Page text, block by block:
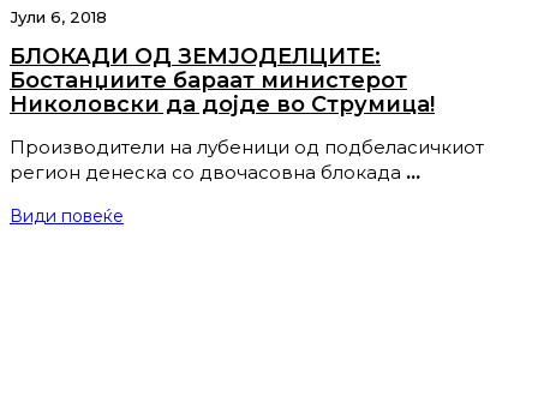
Јули 6, 2018
БЛОКАДИ ОД ЗЕМЈОДЕЛЦИТЕ:
Бостанџиите бараат министерот
Николовски да дојде во Струмица!
Производители на лубеници од подбеласичкиот
регион денеска со двочасовна блокада …
Види повеќе